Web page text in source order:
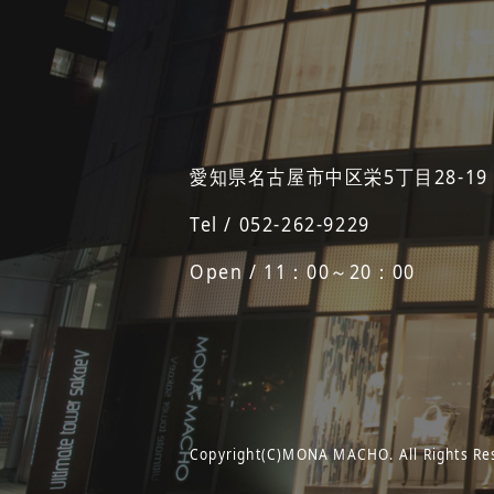
愛知県名古屋市中区栄5丁目28-
Tel / 052-262-9229
Open / 11：00～20：00
Copyright(C)MONA MACHO. All Rights